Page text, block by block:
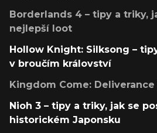
Borderlands 4 – tipy a triky,
nejlepší loot
Hollow Knight: Silksong –
v broučím království
Kingdom Come:
Nioh 3 – tipy a triky, jak se
historickém Japonsku